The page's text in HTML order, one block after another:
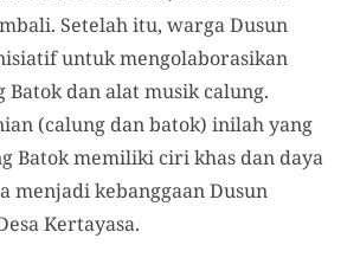
Setelah itu, warga Dusun
untuk mengolaborasikan
Batok dan alat musik calung.
(calung dan batok) inilah yang
Batok memiliki ciri khas dan daya
menjadi kebanggaan Dusun
Kertayasa.